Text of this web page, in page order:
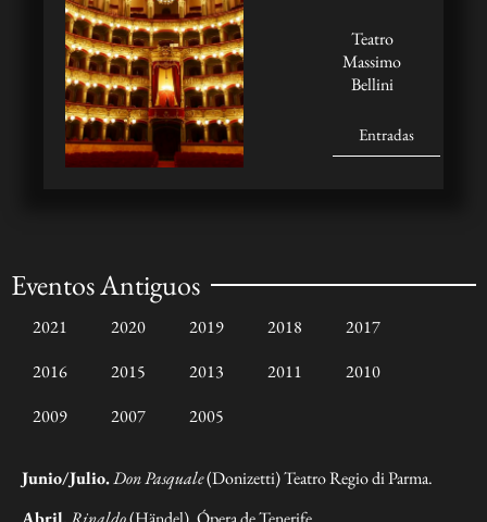
Teatro
Massimo
Bellini
Entradas
Eventos Antiguos
2021 2020 2019 2018
2017
2016
2015 2013 2011
2010
2009
2007 2005
Junio/Julio.Don Pasquale(Donizetti) Teatro Regio di Parma.